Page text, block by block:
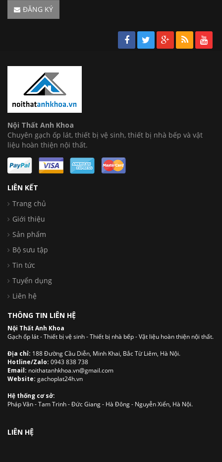
ĐĂNG KÝ
Nội Thất Anh Khoa
Chuyên gạch ốp lát, thiết bị vệ sinh, thiết bị nhà bếp và vật
liệu hoàn thiện nội thất.
LIÊN KẾT
Trang chủ
Giới thiệu
Sản phẩm
Bộ sưu tập
Tin tức
Tuyển dụng
Liên hệ
THÔNG TIN LIÊN HỆ
Nội Thất Anh Khoa
Gạch ốp lát - Thiết bị vệ sinh - Thiết bị nhà bếp - Vật liệu hoàn thiện nội thất.
Địa chỉ: 188 Đường Cầu Diễn, Minh Khai, Bắc Từ Liêm, Hà Nội.
Hotline/Zalo: 0943 838 738
Email: noithatanhkhoa.vn@gmail.com
Website: gachoplat24h.vn
Hệ thống cơ sở:
Pháp Vân - Tam Trinh - Đức Giang - Hà Đông - Nguyễn Xiển, Hà Nội.
LIÊN HỆ